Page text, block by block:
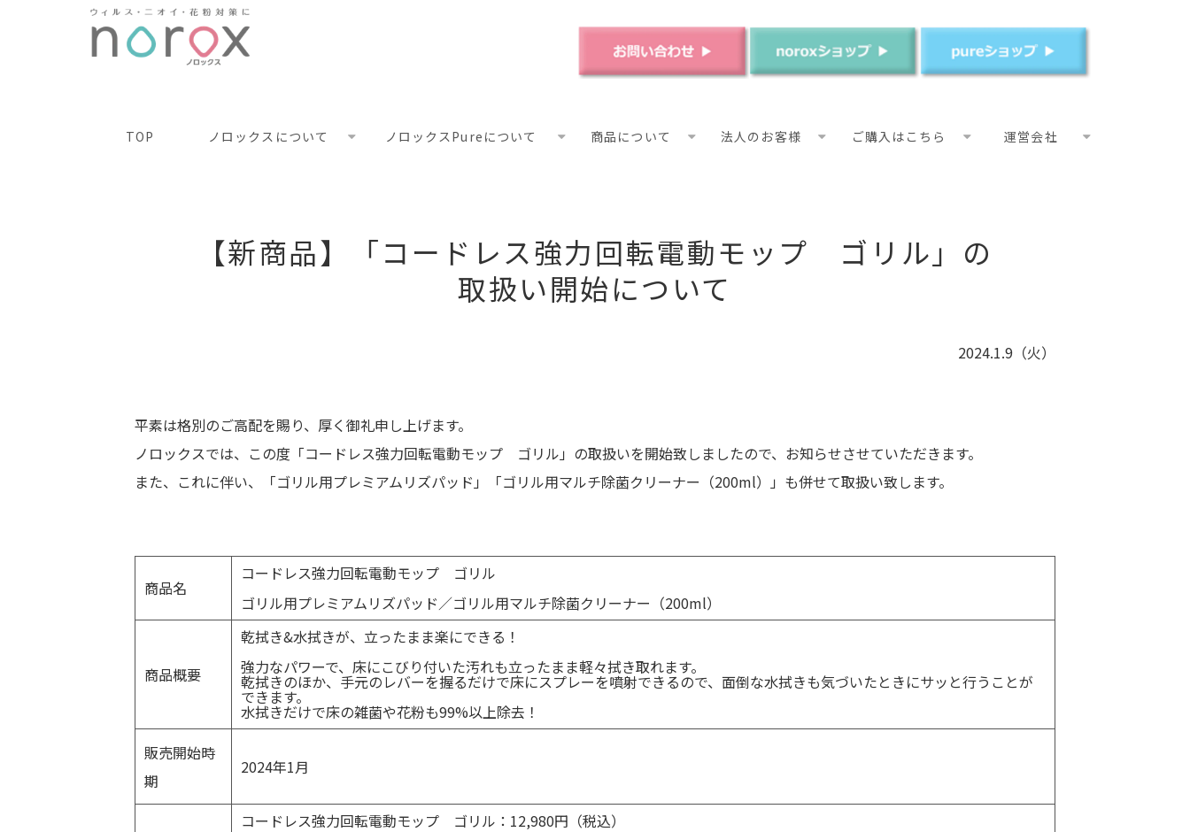
TOP ノロックスについて ノロックスPureについて 商品について 法人のお客様 ご購入はこちら 運営会社
【新商品】「コードレス強力回転電動モップ　ゴリル」の
取扱い開始について
2024.1.9（火）
平素は格別のご高配を賜り、厚く御礼申し上げます。
ノロックスでは、この度「コードレス強力回転電動モップ ゴリル」の取扱いを開始致しましたので、お知らせさせていただきます。
また、これに伴い、「ゴリル用プレミアムリズパッド」「ゴリル用マルチ除菌クリーナー（200ml）」も併せて取扱い致します。
商品名
コードレス強力回転電動モップ ゴリル
ゴリル用プレミアムリズパッド／ゴリル用マルチ除菌クリーナー（200ml）
商品概要
乾拭き&水拭きが、立ったまま楽にできる！
強力なパワーで、床にこびり付いた汚れも立ったまま軽々拭き取れます。
乾拭きのほか、手元のレバーを握るだけで床にスプレーを噴射できるので、面倒な水拭きも気づいたときにサッと行うことが
できます。
水拭きだけで床の雑菌や花粉も99%以上除去！
販売開始時
期
2024年1月
コードレス強力回転電動モップ ゴリル：12,980円（税込）